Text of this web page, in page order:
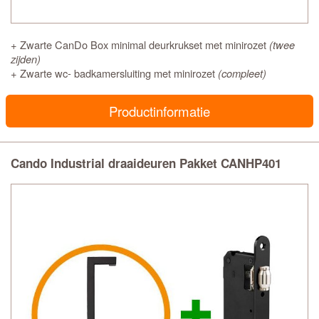
+ Zwarte CanDo Box minimal deurkrukset met minirozet (twee
zijden)
+ Zwarte wc- badkamersluiting met minirozet (compleet)
Productinformatie
Cando Industrial draaideuren Pakket CANHP401